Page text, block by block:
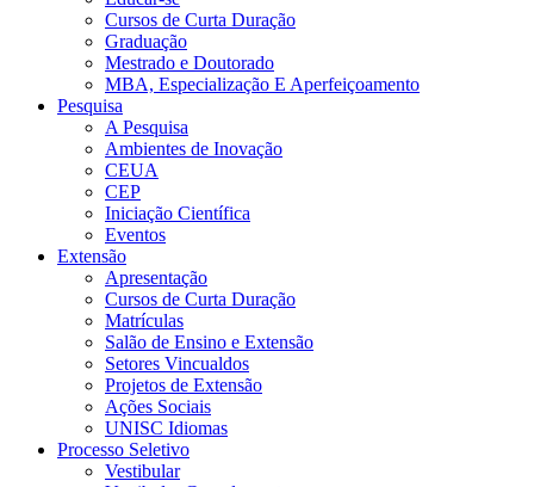
Cursos de Curta Duração
Graduação
Mestrado e Doutorado
MBA, Especialização E Aperfeiçoamento
Pesquisa
A Pesquisa
Ambientes de Inovação
CEUA
CEP
Iniciação Científica
Eventos
Extensão
Apresentação
Cursos de Curta Duração
Matrículas
Salão de Ensino e Extensão
Setores Vincualdos
Projetos de Extensão
Ações Sociais
UNISC Idiomas
Processo Seletivo
Vestibular